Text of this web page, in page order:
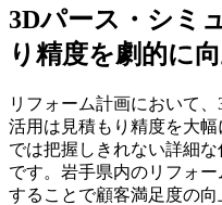
3Dパース・シミ
り精度を劇的に
リフォーム計画において
活用は見積もり精度を大
では把握しきれない詳細
です。岩手県内のリフォ
することで顧客満足度の